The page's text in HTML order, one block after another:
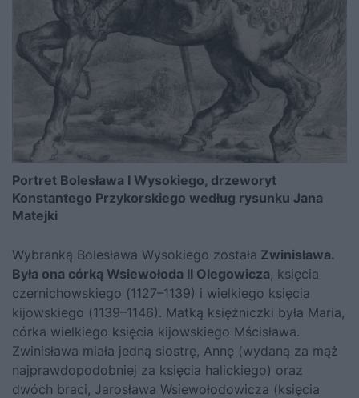
Portret Bolesława I Wysokiego, drzeworyt
Konstantego Przykorskiego według rysunku Jana
Matejki
Wybranką Bolesława Wysokiego została Zwinisława.
Była ona córką Wsiewołoda II Olegowicza, księcia
czernichowskiego (1127–1139) i wielkiego księcia
kijowskiego (1139–1146). Matką księżniczki była Maria,
córka wielkiego księcia kijowskiego Mścisława.
Zwinisława miała jedną siostrę, Annę (wydaną za mąż
najprawdopodobniej za księcia halickiego) oraz
dwóch braci, Jarosława Wsiewołodowicza (księcia